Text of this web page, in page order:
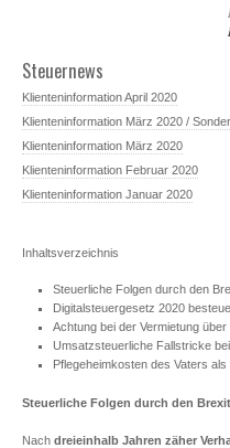
Steuernews
Klienteninformation April 2020
Klienteninformation März 2020 /
Klienteninformation März 2020
Klienteninformation Februar 2020
Klienteninformation Januar 2020
Inhaltsverzeichnis
Steuerliche Folgen durch den
Digitalsteuergesetz 2020
Achtung bei der Vermietung
Umsatzsteuerliche Fallstricke
Pflegeheimkosten des Vaters
Steuerliche Folgen durch den
Nach dreieinhalb Jahren zäher